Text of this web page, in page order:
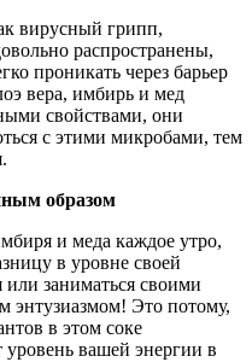
вирусный грипп,
распространены,
проникать через барьер
вера, имбирь и мед
свойствами, они
с этими микробами, тем
образом
и меда каждое утро,
в уровне своей
или заниматься своими
энтузиазмом! Это потому,
в этом соке
вашей энергии в